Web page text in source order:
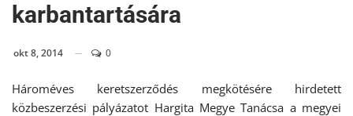
karbantartására
okt 8, 2014 0
Hároméves keretszerződés megkötésére hirdetett
közbeszerzési pályázatot Hargita Megye Tanácsa a megyei